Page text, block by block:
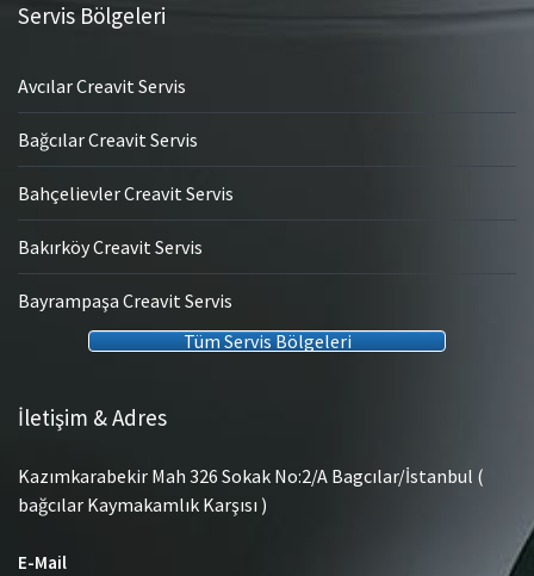
Servis Bölgeleri
Avcılar Creavit Servis
Bağcılar Creavit Servis
Bahçelievler Creavit Servis
Bakırköy Creavit Servis
Bayrampaşa Creavit Servis
Tüm Servis Bölgeleri
İletişim & Adres
Kazımkarabekir Mah 326 Sokak No:2/A Bagcılar/İstanbul (
bağcılar Kaymakamlık Karşısı )
E-Mail